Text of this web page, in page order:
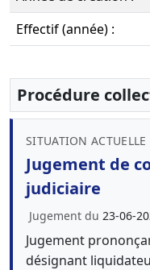
Effectif (année) :
Procédure
SITUATION ACTUELLE
Jugement de
judiciaire
Jugement du 23-06-
Jugement
désignant